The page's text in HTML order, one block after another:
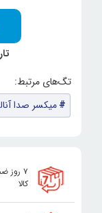
میکسر صدا
۷ روز
کالا